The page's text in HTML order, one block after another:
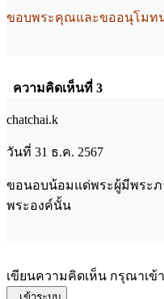
ขอบพระคุณและขออนุโมท
ความคิดเห็นที่ 3
chatchai.k
วันที่ 31 ธ.ค. 2567
ขอนอบน้อมแด่พระผู้มีพระ
พระองค์นั้น
เขียนความคิดเห็น กรุณาเข้